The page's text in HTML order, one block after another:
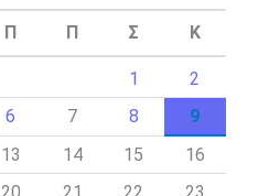
Π Π Σ Κ
1
2
6 7 8
9
13 14 15
16